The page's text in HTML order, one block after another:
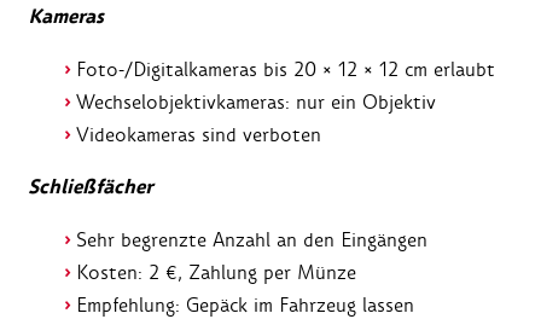
Kameras
Foto-/Digitalkameras bis 20 × 12 × 12 cm erlaubt
Wechselobjektivkameras: nur ein Objektiv
Videokameras sind verboten
Schließfächer
Sehr begrenzte Anzahl an den Eingängen
Kosten: 2 €, Zahlung per Münze
Empfehlung: Gepäck im Fahrzeug lassen